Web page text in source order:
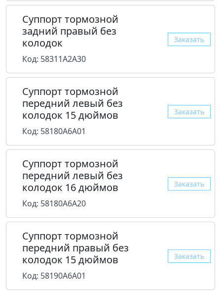
Суппорт тормозной
задний правый без
колодок
Код: 58311A2A30
Заказать
Суппорт тормозной
передний левый без
колодок 15 дюймов
Код: 58180A6A01
Заказать
Суппорт тормозной
передний левый без
колодок 16 дюймов
Код: 58180A6A20
Заказать
Суппорт тормозной
передний правый без
колодок 15 дюймов
Код: 58190A6A01
Заказать